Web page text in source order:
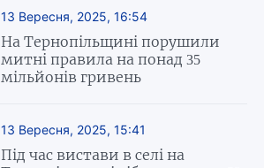
13 Вересня, 2025, 16:54
На Тернопільщині порушили
митні правила на понад 35
мільйонів гривень
13 Вересня, 2025, 15:41
Під час вистави в селі на